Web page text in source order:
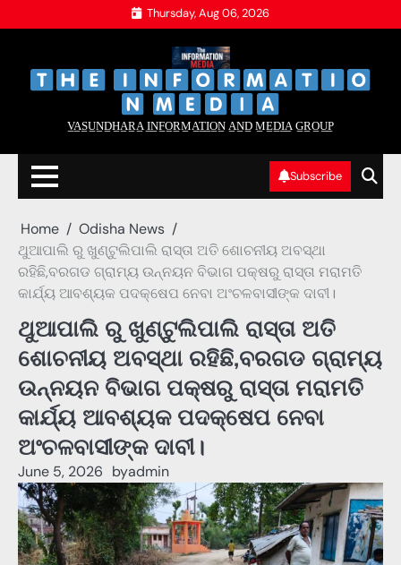
to
Thursday, Aug 06, 2026
V̲A̲S̲U̲N̲D̲H̲A̲R̲A̲ I̲N̲F̲O̲R̲M̲A̲T̲I̲O̲N̲ A̲N̲D̲ M̲E̲D̲I̲A̲ G̲R̲O̲U̲P̲
Subscribe
Home
Odisha News
ଥୁଆପାଲି ରୁ ଖୁଣ୍ଟୁଲିପାଲି ରାସ୍ତା ଅତି ଶୋଚନୀୟ ଅବସ୍ଥା
ରହିଛି,ବରଗଡ ଗ୍ରାମ୍ୟ ଉନ୍ନୟନ ବିଭାଗ ପକ୍ଷରୁ ରାସ୍ତା ମରାମତି
କାର୍ଯ୍ୟ ଆବଶ୍ୟକ ପଦକ୍ଷେପ ନେବା ଅଂଚଳବାସୀଙ୍କ ଦାବୀ।
ଥୁଆପାଲି ରୁ ଖୁଣ୍ଟୁଲିପାଲି ରାସ୍ତା ଅତି
ଶୋଚନୀୟ ଅବସ୍ଥା ରହିଛି,ବରଗଡ ଗ୍ରାମ୍ୟ
ଉନ୍ନୟନ ବିଭାଗ ପକ୍ଷରୁ ରାସ୍ତା ମରାମତି
କାର୍ଯ୍ୟ ଆବଶ୍ୟକ ପଦକ୍ଷେପ ନେବା
ଅଂଚଳବାସୀଙ୍କ ଦାବୀ।
June 5, 2026 byadmin